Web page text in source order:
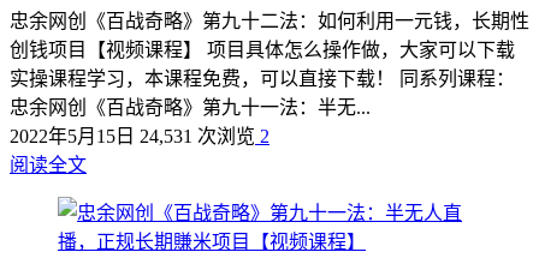
忠余网创《百战奇略》第九十二法：如何利用一元钱，长期性
创钱项目【视频课程】 项目具体怎么操作做，大家可以下载
实操课程学习，本课程免费，可以直接下载！ 同系列课程：
忠余网创《百战奇略》第九十一法：半无...
2022年5月15日 24,531 次浏览 2
阅读全文